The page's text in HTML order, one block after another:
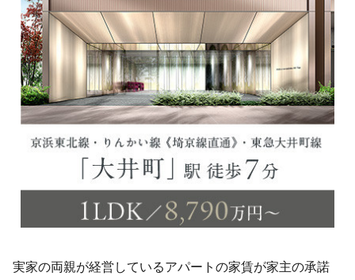
実家の両親が経営しているアパートの家賃が家主の承諾